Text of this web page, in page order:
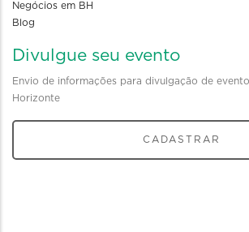
Negócios em BH
Blog
Divulgue seu evento
Envio de informações para divulgação de
Horizonte
CADASTRAR